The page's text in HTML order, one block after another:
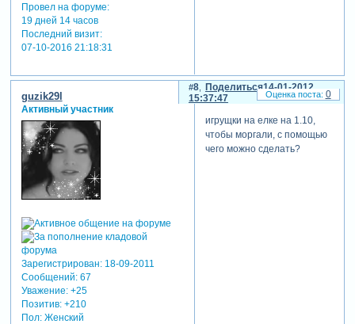
Провел на форуме:
19 дней 14 часов
Последний визит:
07-10-2016 21:18:31
Поделиться
8
14-01-2012
15:37:47
guzik29l
Активный участник
Зарегистрирован: 18-09-2011
Сообщений:67
Уважение: +25
Позитив: +210
Пол:Женский
игрущки на елке на 1.10,
чтобы моргали, с помощью
чего можно сделать?
0